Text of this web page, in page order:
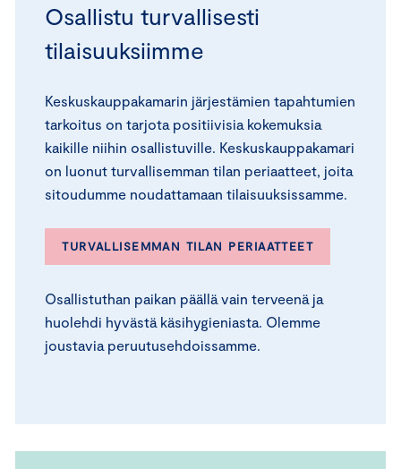
Osallistu turvallisesti
tilaisuuksiimme
Keskuskauppakamarin järjestämien tapahtumien
tarkoitus on tarjota positiivisia kokemuksia
kaikille niihin osallistuville. Keskuskauppakamari
on luonut turvallisemman tilan periaatteet, joita
sitoudumme noudattamaan tilaisuuksissamme.
TURVALLISEMMAN TILAN PERIAATTEET
Osallistuthan paikan päällä vain terveenä ja
huolehdi hyvästä käsihygieniasta. Olemme
joustavia peruutusehdoissamme.